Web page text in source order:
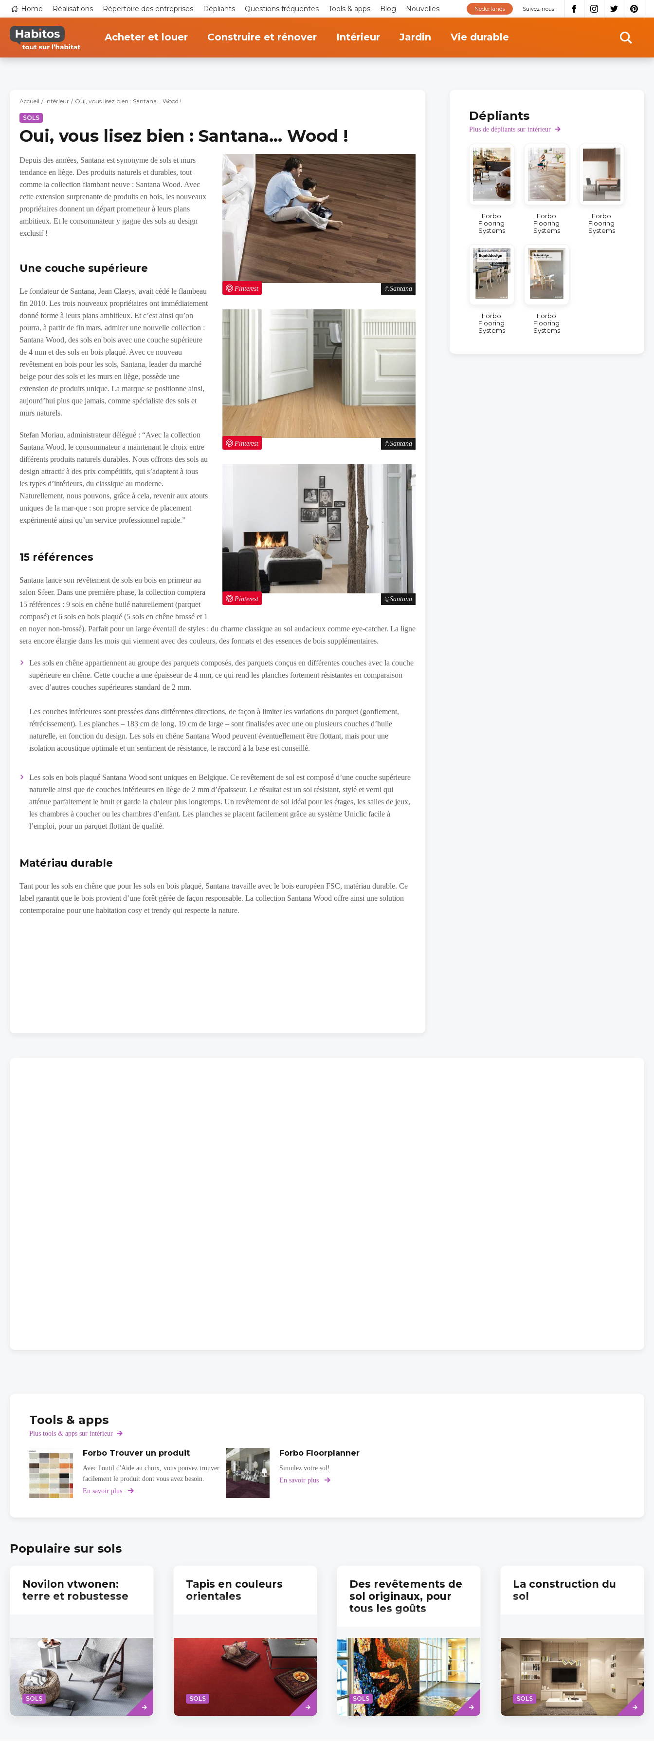
contenu
principal
Top
navigation
Home Réalisations Répertoire des entreprises Dépliants Questions fréquentes Tools & apps Blog Nouvelles Suivez-nous
Nederlands
Acheter et louer Construire et rénover Intérieur Jardin Vie durable
Accueil Intérieur Oui, vous lisez bien : Santana... Wood !
SOLS
Oui, vous lisez bien : Santana... Wood !
Santana
Pinterest
Santana
Pinterest
Santana
Pinterest
Depuis des années, Santana est synonyme de sols et murs
tendance en liège. Des produits naturels et durables, tout
comme la collection flambant neuve : Santana Wood. Avec
cette extension surprenante de produits en bois, les nouveaux
propriétaires donnent un départ prometteur à leurs plans
ambitieux. Et le consommateur y gagne des sols au design
exclusif !
Une couche supérieure
Le fondateur de Santana, Jean Claeys, avait cédé le flambeau
fin 2010. Les trois nouveaux propriétaires ont immédiatement
donné forme à leurs plans ambitieux. Et c’est ainsi qu’on
pourra, à partir de fin mars, admirer une nouvelle collection :
Santana Wood, des sols en bois avec une couche supérieure
de 4 mm et des sols en bois plaqué. Avec ce nouveau
revêtement en bois pour les sols, Santana, leader du marché
belge pour des sols et les murs en liège, possède une
extension de produits unique. La marque se positionne ainsi,
aujourd’hui plus que jamais, comme spécialiste des sols et
murs naturels.
Stefan Moriau, administrateur délégué : “Avec la collection
Santana Wood, le consommateur a maintenant le choix entre
différents produits naturels durables. Nous offrons des sols au
design attractif à des prix compétitifs, qui s’adaptent à tous
les types d’intérieurs, du classique au moderne.
Naturellement, nous pouvons, grâce à cela, revenir aux atouts
uniques de la mar-que : son propre service de placement
expérimenté ainsi qu’un service professionnel rapide.”
15 références
Santana lance son revêtement de sols en bois en primeur au
salon Sfeer. Dans une première phase, la collection comptera
15 références : 9 sols en chêne huilé naturellement (parquet
composé) et 6 sols en bois plaqué (5 sols en chêne brossé et 1
en noyer non-brossé). Parfait pour un large éventail de styles : du charme classique au sol audacieux comme eye-catcher. La ligne
sera encore élargie dans les mois qui viennent avec des couleurs, des formats et des essences de bois supplémentaires.
Les sols en chêne appartiennent au groupe des parquets composés, des parquets conçus en différentes couches avec la couche
supérieure en chêne. Cette couche a une épaisseur de 4 mm, ce qui rend les planches fortement résistantes en comparaison
avec d’autres couches supérieures standard de 2 mm.
Les couches inférieures sont pressées dans différentes directions, de façon à limiter les variations du parquet (gonflement,
rétrécissement). Les planches – 183 cm de long, 19 cm de large – sont finalisées avec une ou plusieurs couches d’huile
naturelle, en fonction du design. Les sols en chêne Santana Wood peuvent éventuellement être flottant, mais pour une
isolation acoustique optimale et un sentiment de résistance, le raccord à la base est conseillé.
Les sols en bois plaqué Santana Wood sont uniques en Belgique. Ce revêtement de sol est composé d’une couche supérieure
naturelle ainsi que de couches inférieures en liège de 2 mm d’épaisseur. Le résultat est un sol résistant, stylé et verni qui
atténue parfaitement le bruit et garde la chaleur plus longtemps. Un revêtement de sol idéal pour les étages, les salles de jeux,
les chambres à coucher ou les chambres d’enfant. Les planches se placent facilement grâce au système Uniclic facile à
l’emploi, pour un parquet flottant de qualité.
Matériau durable
Tant pour les sols en chêne que pour les sols en bois plaqué, Santana travaille avec le bois européen FSC, matériau durable. Ce
label garantit que le bois provient d’une forêt gérée de façon responsable. La collection Santana Wood offre ainsi une solution
contemporaine pour une habitation cosy et trendy qui respecte la nature.
Dépliants
Plus de dépliants sur intérieur
Forbo
Flooring
Systems
Forbo
Flooring
Systems
Forbo
Flooring
Systems
Forbo
Flooring
Systems
Forbo
Flooring
Systems
Tools & apps
Plus tools & apps sur intérieur
Forbo Trouver un produit
Avec l'outil d'Aide au choix, vous pouvez trouver
facilement le produit dont vous avez besoin.
En savoir plus
sur
Forbo Floorplanner
Simulez votre sol!
En savoir plus
sur
Populaire sur sols
Novilon vtwonen:
terre et robustesse
SOLS
Savoir
plus
Tapis en couleurs
orientales
SOLS
Read
more
Des revêtements de
sol originaux, pour
tous les goûts
SOLS
Read
more
La construction du
sol
SOLS
Read
more